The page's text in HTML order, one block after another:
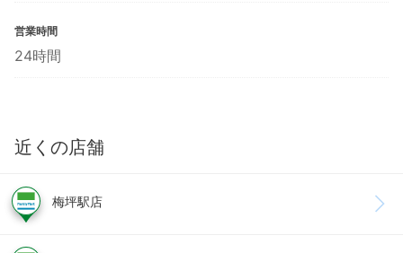
営業時間
24時間
近くの店舗
梅坪駅店